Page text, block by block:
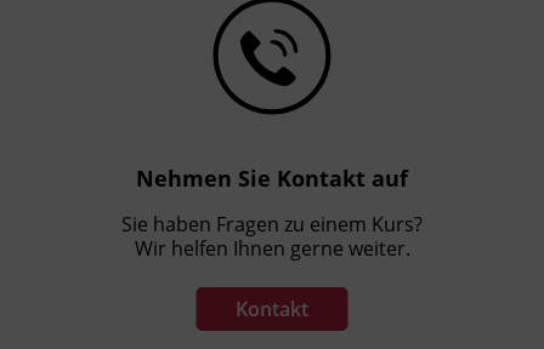
Nehmen Sie Kontakt auf
Sie haben Fragen zu einem Kurs?
Wir helfen Ihnen gerne weiter.
Kontakt